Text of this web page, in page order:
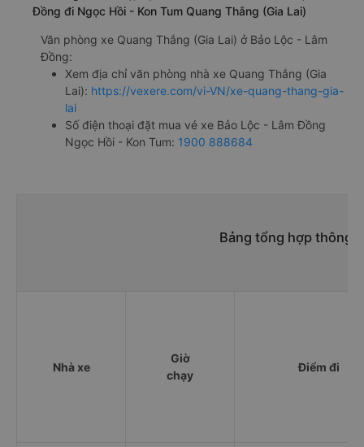
Đồng đi Ngọc Hồi - Kon Tum Quang Thắng (Gia Lai)
Văn phòng xe Quang Thắng (Gia Lai) ở Bảo Lộc - Lâm
Đồng:
Xem địa chỉ văn phòng nhà xe Quang Thắng (Gia
Lai): https://vexere.com/vi-VN/xe-quang-thang-gia-
lai
Số điện thoại đặt mua vé xe Bảo Lộc - Lâm Đồng
Ngọc Hồi - Kon Tum: 1900 888684
Bảng tổng hợp thông
Nhà xe
Giờ
chạy
Điểm đi